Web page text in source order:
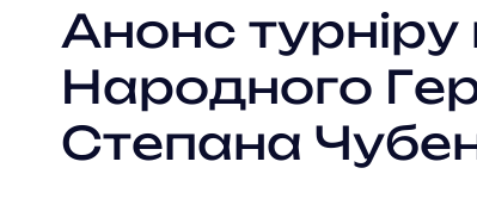
Анонс турніру
Народного
Степана